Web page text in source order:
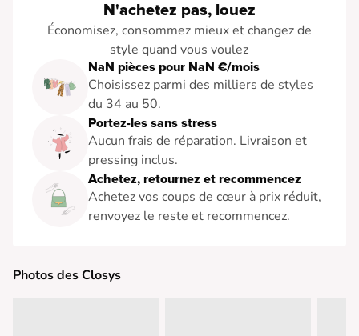
N'achetez pas, louez
Économisez, consommez mieux et changez de
style quand vous voulez
NaN pièces pour NaN €/mois
Choisissez parmi des milliers de styles
du 34 au 50.
Portez-les sans stress
Aucun frais de réparation. Livraison et
pressing inclus.
Achetez, retournez et recommencez
Achetez vos coups de cœur à prix réduit,
renvoyez le reste et recommencez.
Photos des Closys